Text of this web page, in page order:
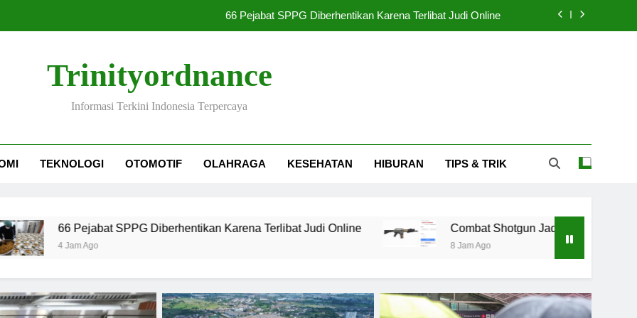
66 Pejabat SPPG Diberhentikan Karena Terlibat Judi Online
Perum Perumnas Jalin Kerja Sama dengan Swasta untuk Akses Publik
Gedung Bapenda DKI Jakarta Terbakar, Puing Menghujani Area Seputar
Trinityordnance
Informasi Terkini Indonesia Terpercaya
TEKNOLOGI OTOMOTIF OLAHRAGA KESEHATAN HIBURAN TIPS & TRIK
SPPG Diberhentikan Karena Terlibat Judi Online Combat Shotgun Jadi Temuan Utama Polda Metro Jaya